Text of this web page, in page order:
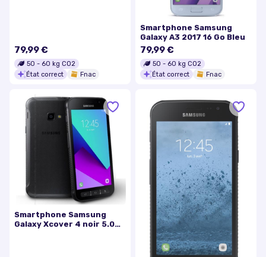
79,99 €
50 - 60 kg CO2
État correct
Fnac
Smartphone Samsung
Galaxy A3 2017 16 Go Bleu
79,99 €
50 - 60 kg CO2
État correct
Fnac
Smartphone Samsung
Galaxy Xcover 4 noir 5.0